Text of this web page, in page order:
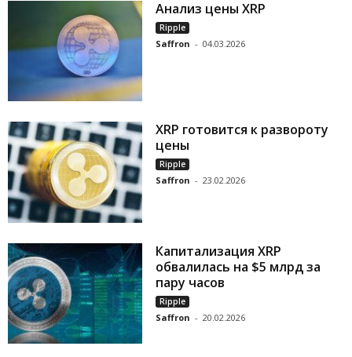
Анализ цены XRP
Ripple
Saffron - 04.03.2026
XRP готовится к развороту
цены
Ripple
Saffron - 23.02.2026
Капитализация XRP
обвалилась на $5 млрд за
пару часов
Ripple
Saffron - 20.02.2026